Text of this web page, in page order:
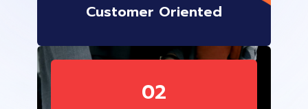
Customer Oriented
02